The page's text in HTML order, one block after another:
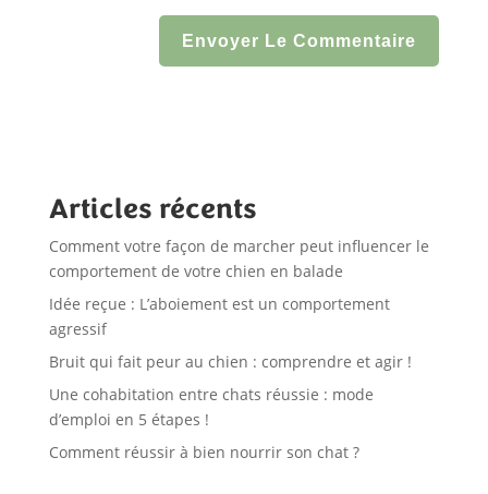
Articles récents
Comment votre façon de marcher peut influencer le
comportement de votre chien en balade
Idée reçue : L’aboiement est un comportement
agressif
Bruit qui fait peur au chien : comprendre et agir !
Une cohabitation entre chats réussie : mode
d’emploi en 5 étapes !
Comment réussir à bien nourrir son chat ?